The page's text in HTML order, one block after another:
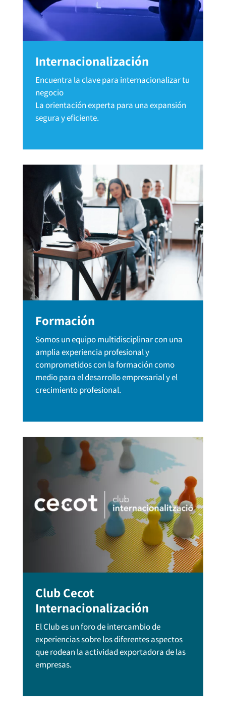
Internacionalización
Encuentra la clave para internacionalizar tu
negocio
La orientación experta para una expansión
segura y eficiente.
Formación
Somos un equipo multidisciplinar con una
amplia experiencia profesional y
comprometidos con la formación como
medio para el desarrollo empresarial y el
crecimiento profesional.
Club Cecot
Internacionalización
El Club es un foro de intercambio de
experiencias sobre los diferentes aspectos
que rodean la actividad exportadora de las
empresas.